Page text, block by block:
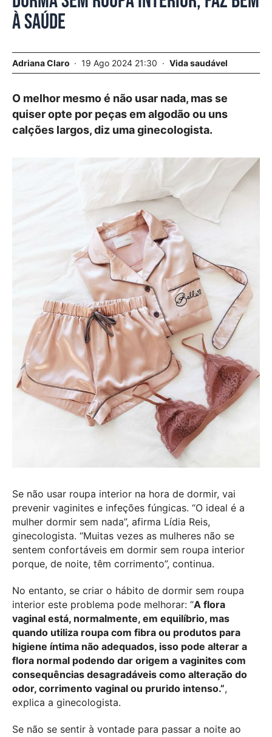
à saúde
Adriana Claro 19 Ago 2024 21:30 Vida saudável
O melhor mesmo é não usar nada, mas se
quiser opte por peças em algodão ou uns
calções largos, diz uma ginecologista.
Se não usar roupa interior na hora de dormir, vai
prevenir vaginites e infeções fúngicas. “O ideal é a
mulher dormir sem nada”, afirma Lídia Reis,
ginecologista. “Muitas vezes as mulheres não se
sentem confortáveis em dormir sem roupa interior
porque, de noite, têm corrimento”, continua.
No entanto, se criar o hábito de dormir sem roupa
interior este problema pode melhorar: “A flora
vaginal está, normalmente, em equilíbrio, mas
quando utiliza roupa com fibra ou produtos para
higiene íntima não adequados, isso pode alterar a
flora normal podendo dar origem a vaginites com
consequências desagradáveis como alteração do
odor, corrimento vaginal ou prurido intenso.”,
explica a ginecologista.
Se não se sentir à vontade para passar a noite ao